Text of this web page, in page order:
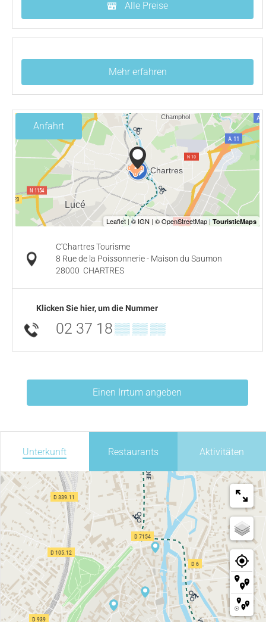
Alle Preise
Mehr erfahren
Anfahrt
C'Chartres Tourisme
8 Rue de la Poissonnerie - Maison du Saumon
28000 CHARTRES
Klicken Sie hier, um die Nummer
02 37 18 ▒▒ ▒▒ ▒▒
Einen Irrtum angeben
Unterkunft Restaurants Aktivitäten